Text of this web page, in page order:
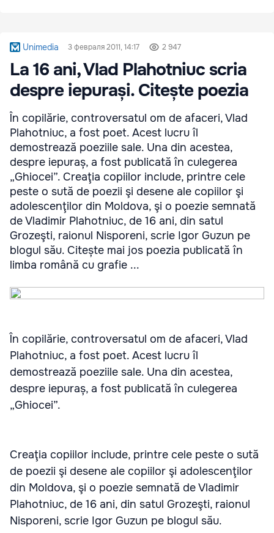
Unimedia 3 февраля 2011, 14:17 2 947
La 16 ani, Vlad Plahotniuc scria
despre iepurași. Citește poezia
În copilărie, controversatul om de afaceri, Vlad
Plahotniuc, a fost poet. Acest lucru îl
demostrează poeziile sale. Una din acestea,
despre iepuraș, a fost publicată în culegerea
„Ghiocei”. Creaţia copiilor include, printre cele
peste o sută de poezii şi desene ale copiilor şi
adolescenţilor din Moldova, şi o poezie semnată
de Vladimir Plahotniuc, de 16 ani, din satul
Grozeşti, raionul Nisporeni, scrie Igor Guzun pe
blogul său. Citește mai jos poezia publicată în
limba română cu grafie ...
În copilărie, controversatul om de afaceri, Vlad
Plahotniuc, a fost poet. Acest lucru îl
demostrează poeziile sale. Una din acestea,
despre iepuraș, a fost publicată în culegerea
„Ghiocei”.
Creaţia copiilor include, printre cele peste o sută
de poezii şi desene ale copiilor şi adolescenţilor
din Moldova, şi o poezie semnată de Vladimir
Plahotniuc, de 16 ani, din satul Grozeşti, raionul
Nisporeni, scrie Igor Guzun pe blogul său.